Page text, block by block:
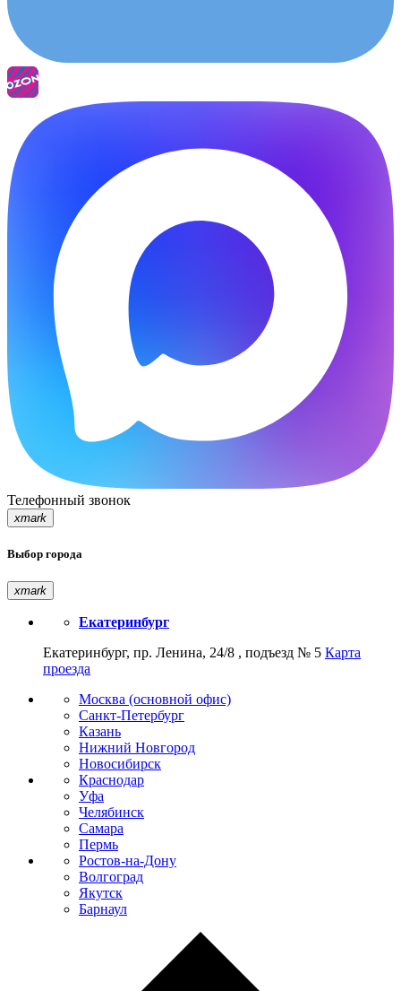
Телефонный звонок
xmark
Выбор города
xmark
Екатеринбург
Екатеринбург, пр. Ленина, 24/8 , подъезд № 5 Карта
проезда
Москва (основной офис)
Санкт-Петербург
Казань
Нижний Новгород
Новосибирск
Краснодар
Уфа
Челябинск
Самара
Пермь
Ростов-на-Дону
Волгоград
Якутск
Барнаул